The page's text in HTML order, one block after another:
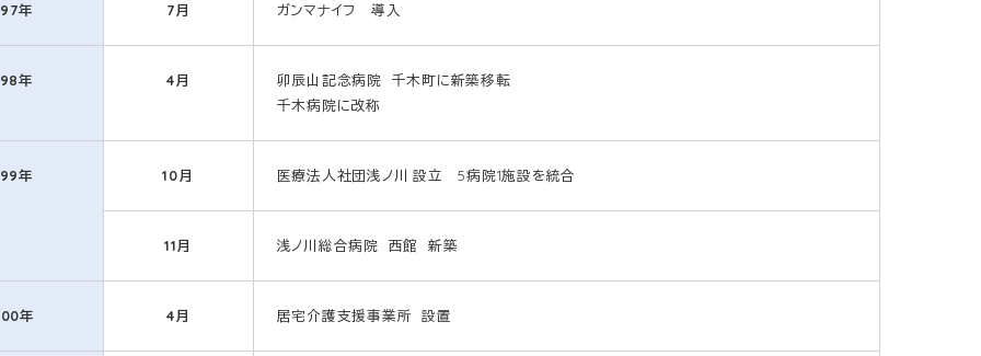
年 7月 ガンマナイフ 導入
年 4月
卯辰山記念病院 千木町に新築移転
千木病院に改称
年 10月 医療法人社団浅ノ川 設立 5病院1施設を統合
11月 浅ノ川総合病院 西館 新築
年 4月 居宅介護支援事業所 設置